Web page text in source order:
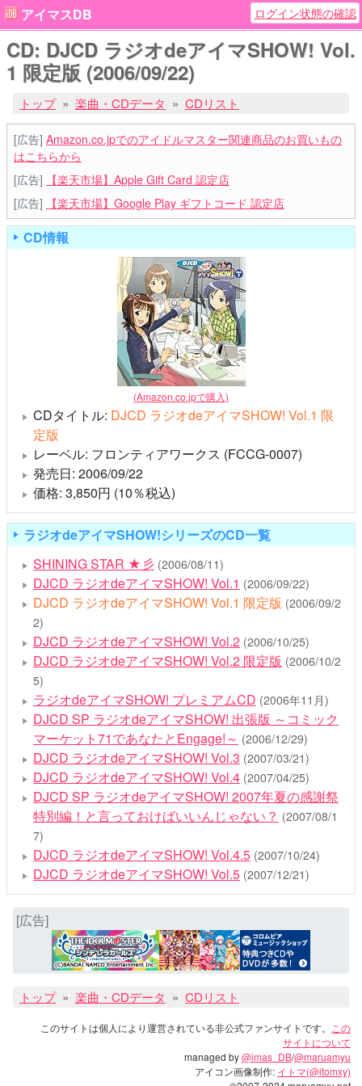
アイマスDB ログイン状態の確認
CD: DJCD ラジオdeアイマSHOW! Vol.
1 限定版 (2006/09/22)
トップ 楽曲・CDデータ CDリスト
[広告] Amazon.co.jpでのアイドルマスター関連商品のお買いもの
はこちらから
[広告]
【楽天市場】Apple Gift Card 認定店
[広告]
【楽天市場】Google Play ギフトコード 認定店
CD情報
(Amazon.co.jpで購入)
CDタイトル: DJCD ラジオdeアイマSHOW! Vol.1 限
定版
レーベル: フロンティアワークス (FCCG-0007)
発売日: 2006/09/22
価格: 3,850円 (10％税込)
ラジオdeアイマSHOW!シリーズのCD一覧
SHINING STAR ★彡 (2006/08/11)
DJCD ラジオdeアイマSHOW! Vol.1 (2006/09/22)
DJCD ラジオdeアイマSHOW! Vol.1 限定版 (2006/09/2
2)
DJCD ラジオdeアイマSHOW! Vol.2 (2006/10/25)
DJCD ラジオdeアイマSHOW! Vol.2 限定版 (2006/10/2
5)
ラジオdeアイマSHOW! プレミアムCD (2006年11月)
DJCD SP ラジオdeアイマSHOW! 出張版 ～コミック
マーケット71であなたとEngage!～ (2006/12/29)
DJCD ラジオdeアイマSHOW! Vol.3 (2007/03/21)
DJCD ラジオdeアイマSHOW! Vol.4 (2007/04/25)
DJCD SP ラジオdeアイマSHOW! 2007年夏の感謝祭
特別編！と言っておけばいいんじゃない？ (2007/08/1
7)
DJCD ラジオdeアイマSHOW! Vol.4.5 (2007/10/24)
DJCD ラジオdeアイマSHOW! Vol.5 (2007/12/21)
[広告]
トップ 楽曲・CDデータ CDリスト
このサイトは個人により運営されている非公式ファンサイトです。
この
サイトについて
managed by@imas_DB/@maruamyu
アイコン画像制作: イトマ(@itomxy)